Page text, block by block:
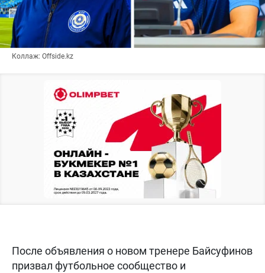
Коллаж: Offside.kz
После объявления о новом тренере Байсуфинов
призвал футбольное сообщество и